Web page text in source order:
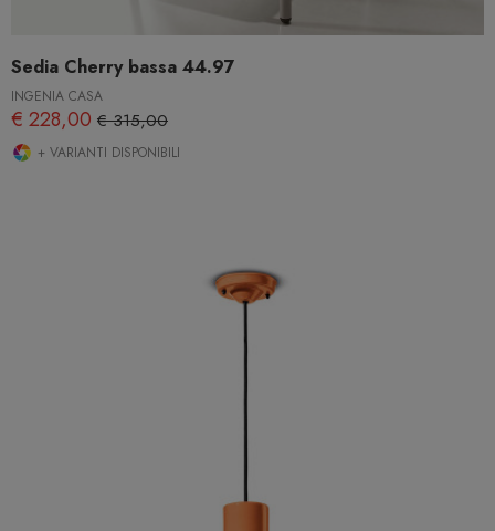
Sedia Cherry bassa 44.97
INGENIA CASA
€ 228,00 € 315,00
+ VARIANTI DISPONIBILI